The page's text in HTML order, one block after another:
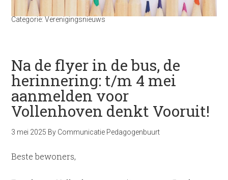
Categorie:Verenigingsnieuws
Na de flyer in de bus, de
herinnering: t/m 4 mei
aanmelden voor
Vollenhoven denkt Vooruit!
3 mei 2025 By Communicatie Pedagogenbuurt
Beste bewoners,